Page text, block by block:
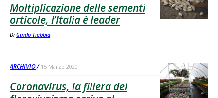
Moltiplicazione delle sementi
orticole, l’Italia è leader
Di Guido Trebbia
ARCHIVIO 15 Marzo 2020
Coronavirus, la filiera del